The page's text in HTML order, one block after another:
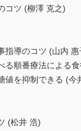
コツ (柳澤 克之)
指導のコツ (山内 惠
る順番療法による
値を抑制できる (今
(松井 浩)